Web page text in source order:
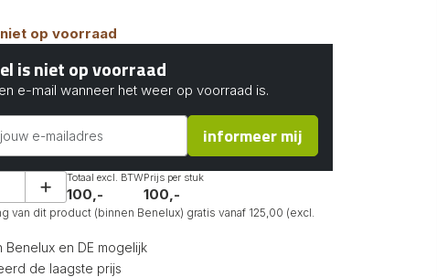
op voorraad
is niet op voorraad
e-mail wanneer het weer op voorraad is.
Totaal excl. BTW
100,-
Prijs per stuk
100,-
van dit product (binnen Benelux) gratis vanaf 125,00 (excl.
Benelux en DE mogelijk
de laagste prijs